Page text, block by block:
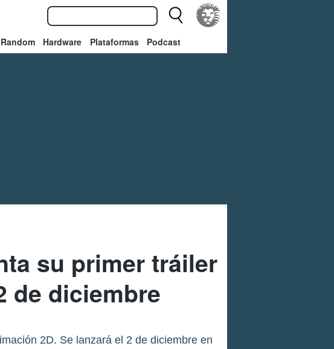
Random Hardware Plataformas Podcast
su primer tráiler
de diciembre
2D. Se lanzará el 2 de diciembre en